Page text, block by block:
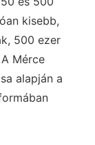
kisebb,
500 ezer
Mérce
alapján a